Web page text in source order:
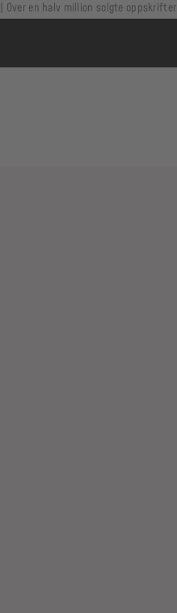
Over en halv million solgte oppskrifter